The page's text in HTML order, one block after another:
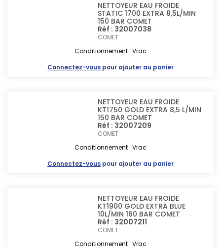
NETTOYEUR EAU FROIDE
STATIC 1700 EXTRA 8,5L/MIN
150 BAR COMET
Réf : 32007038
COMET
Conditionnement : Vrac
Connectez-vous pour ajouter au panier
NETTOYEUR EAU FROIDE
KT1750 GOLD EXTRA 8,5 L/MIN
150 BAR COMET
Réf : 32007209
COMET
Conditionnement : Vrac
Connectez-vous pour ajouter au panier
NETTOYEUR EAU FROIDE
KT1900 GOLD EXTRA BLUE
10L/MIN 160 BAR COMET
Réf : 32007211
COMET
Conditionnement : Vrac